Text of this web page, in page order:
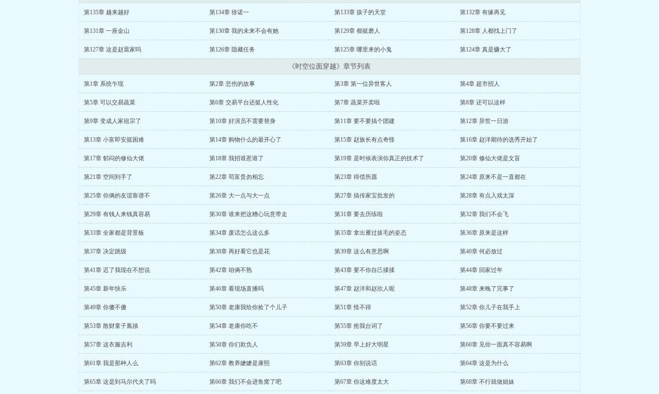
第135章 越来越好 第134章 徐诺一 第133章 孩子的天堂 第132章 有缘再见
第131章 一座金山 第130章 我的未来不会有她 第129章 都挺磨人 第128章 人都找上门了
第127章 这是赵晨家吗 第126章 隐藏任务 第125章 哪里来的小鬼 第124章 真是赚大了
《时空位面穿越》章节列表
第1章 系统乍现 第2章 悲伤的故事 第3章 第一位异世客人 第4章 超市招人
第5章 可以交易蔬菜 第6章 交易平台还挺人性化 第7章 蔬菜开卖啦 第8章 还可以这样
第9章 变成人家祖宗了 第10章 好演员不需要替身 第11章 要不要搞个团建 第12章 异世一日游
第13章 小富即安挺困难 第14章 购物什么的最开心了 第15章 赵族长有点奇怪 第16章 赵洋期待的选秀开始了
第17章 郁闷的修仙大佬 第18章 我招谁惹谁了 第19章 是时候表演你真正的技术了 第20章 修仙大佬是文盲
第21章 空间到手了 第22章 苟富贵勿相忘 第23章 得偿所愿 第24章 原来不是一直都在
第25章 你俩的友谊靠谱不 第26章 大一点与大一点 第27章 搞传家宝批发的 第28章 有点入戏太深
第29章 有钱人来钱真容易 第30章 谁来把这糟心玩意带走 第31章 要去历练啦 第32章 我们不会飞
第33章 全家都是背景板 第34章 废话怎么这么多 第35章 拿出雁过拔毛的姿态 第36章 原来是这样
第37章 决定跳级 第38章 再好看它也是花 第39章 这么有意思啊 第40章 何必放过
第41章 迟了我现在不想说 第42章 咱俩不熟 第43章 要不你自己揉揉 第44章 回家过年
第45章 新年快乐 第46章 看现场直播吗 第47章 赵洋和赵欣人呢 第48章 来晚了完事了
第49章 你傻不傻 第50章 老康我给你捡了个儿子 第51章 怪不得 第52章 你儿子在我手上
第53章 散财童子胤禛 第54章 老康你吃不 第55章 抢我台词了 第56章 你要不要过来
第57章 这衣服吉利 第58章 你们欺负人 第59章 早上好大明星 第60章 见你一面真不容易啊
第61章 我是那种人么 第62章 教养嬷嬷是康熙 第63章 你别说话 第64章 这是为什么
第65章 这是到马尔代夫了吗 第66章 我们不会进鱼窝了吧 第67章 你这难度太大 第68章 不行就做姐妹